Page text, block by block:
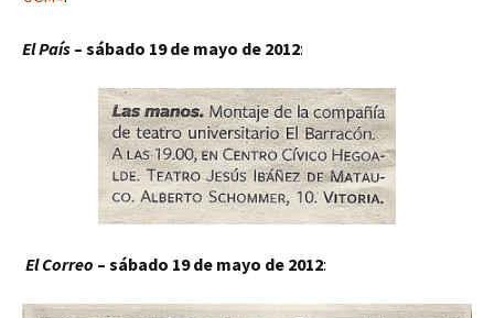
El País – sábado 19 de mayo de 2012:
El Correo – sábado 19 de mayo de 2012: